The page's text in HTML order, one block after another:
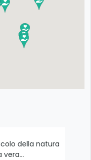
della natura
vera…